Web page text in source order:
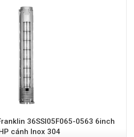
36SSI05F065-0563 6inch
cánh Inox 304